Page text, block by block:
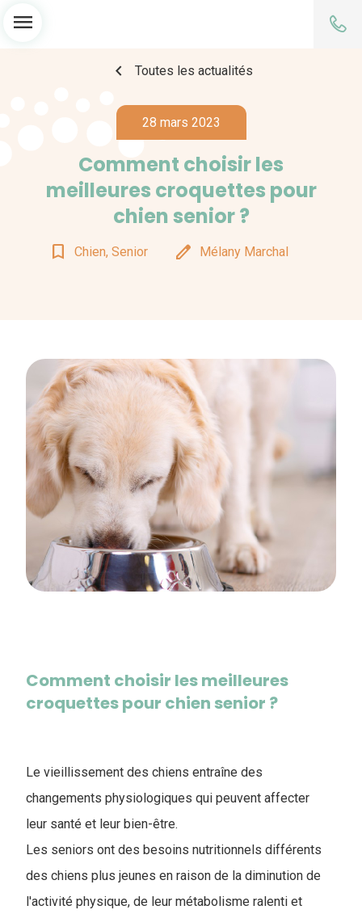
menu
chevron_left Toutes les actualités
28 mars 2023
Comment choisir les
meilleures croquettes pour
chien senior ?
bookmark_border Chien, Senior edit Mélany Marchal
Comment choisir les meilleures
croquettes pour chien senior ?
Le vieillissement des chiens entraîne des
changements physiologiques qui peuvent affecter
leur santé et leur bien-être.
Les seniors ont des besoins nutritionnels différents
des chiens plus jeunes en raison de la diminution de
l'activité physique, de leur métabolisme ralenti et